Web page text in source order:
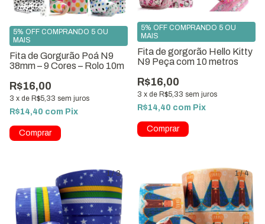
Fita de Gorgurão Poá N9
38mm – 9 Cores – Rolo 10m
R$16,00
3 x de R$5,33 sem juros
5% OFF COMPRANDO 5 OU
MAIS
R$14,40 com Pix
Comprar
Fita de gorgorão Hello Kitty
N9 Peça com 10 metros
R$16,00
3 x de R$5,33 sem juros
5% OFF COMPRANDO 5 OU
MAIS
R$14,40 com Pix
Comprar
1/3 1/4